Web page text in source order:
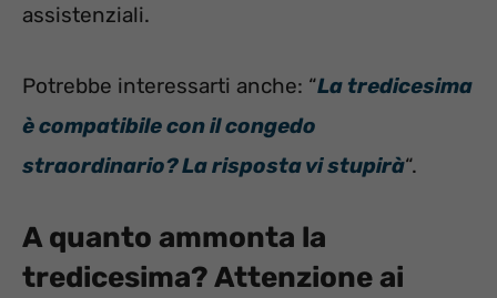
assistenziali.
Potrebbe interessarti anche: “La tredicesima
è compatibile con il congedo
straordinario? La risposta vi stupirà“.
A quanto ammonta la
tredicesima? Attenzione ai